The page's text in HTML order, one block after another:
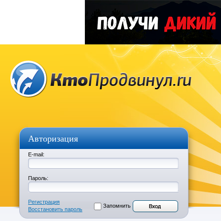
Авторизация
E-mail:
Пароль:
Регистрация
Восстановить пароль
Запомнить